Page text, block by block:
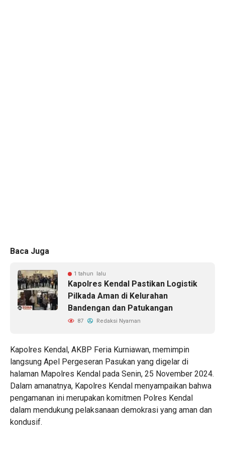
Baca Juga
1 tahun lalu
Kapolres Kendal Pastikan Logistik
Pilkada Aman di Kelurahan
Bandengan dan Patukangan
87 Redaksi Nyaman
Kapolres Kendal, AKBP Feria Kurniawan, memimpin
langsung Apel Pergeseran Pasukan yang digelar di
halaman Mapolres Kendal pada Senin, 25 November 2024.
Dalam amanatnya, Kapolres Kendal menyampaikan bahwa
pengamanan ini merupakan komitmen Polres Kendal
dalam mendukung pelaksanaan demokrasi yang aman dan
kondusif.